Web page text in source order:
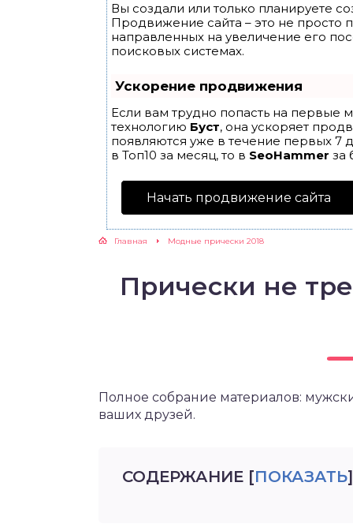
Вы создали или только планируете
Продвижение сайта – это не просто
направленных на увеличение его
поисковых системах.
Ускорение продвижения
Если вам трудно попасть на первые
технологию Буст, она ускоряет
появляются уже в течение первых 7
в Топ10 за месяц, то в SeoHammer за
Начать продвижение сайта
Главная Модные прически 2018
Прически не
Полное собрание материалов:
ваших друзей.
СОДЕРЖАНИЕ [ПОКАЗАТЬ]